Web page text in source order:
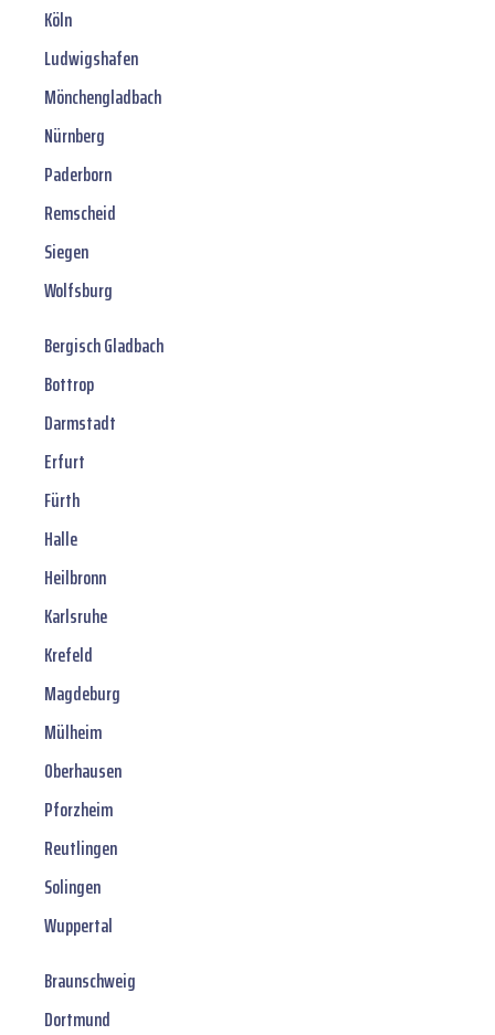
Köln
Ludwigshafen
Mönchengladbach
Nürnberg
Paderborn
Remscheid
Siegen
Wolfsburg
Bergisch Gladbach
Bottrop
Darmstadt
Erfurt
Fürth
Halle
Heilbronn
Karlsruhe
Krefeld
Magdeburg
Mülheim
Oberhausen
Pforzheim
Reutlingen
Solingen
Wuppertal
Braunschweig
Dortmund